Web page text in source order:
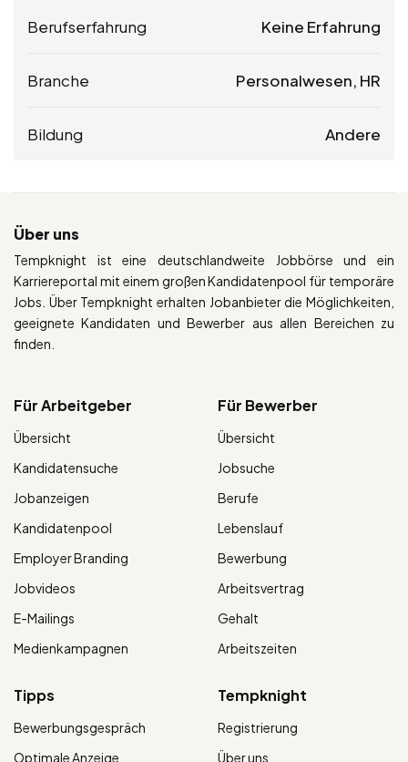
Berufserfahrung Keine Erfahrung
Branche Personalwesen, HR
Bildung Andere
Über uns
Tempknight ist eine deutschlandweite Jobbörse und ein
Karriereportal mit einem großen Kandidatenpool für temporäre
Jobs. Über Tempknight erhalten Jobanbieter die Möglichkeiten,
geeignete Kandidaten und Bewerber aus allen Bereichen zu
finden.
Für Arbeitgeber
Übersicht
Kandidatensuche
Jobanzeigen
Kandidatenpool
Employer Branding
Jobvideos
E-Mailings
Medienkampagnen
Für Bewerber
Übersicht
Jobsuche
Berufe
Lebenslauf
Bewerbung
Arbeitsvertrag
Gehalt
Arbeitszeiten
Tipps
Bewerbungsgespräch
Optimale Anzeige
Tempknight
Registrierung
Über uns